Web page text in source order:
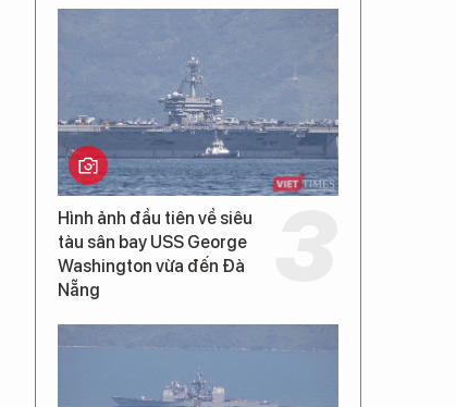
Hình ảnh đầu tiên về siêu
tàu sân bay USS George
Washington vừa đến Đà
Nẵng